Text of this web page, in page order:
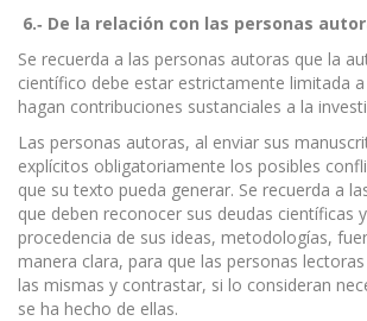
6.‐ De la relación con las personas
Se recuerda a las personas autoras que la
científico debe estar estrictamente limitada
hagan contribuciones sustanciales a la
Las personas autoras, al enviar sus
explícitos obligatoriamente los posibles
que su texto pueda generar. Se recuerda a
que deben reconocer sus deudas científicas
procedencia de sus ideas, metodologías,
manera clara, para que las personas
las mismas y contrastar, si lo consideran
se ha hecho de ellas.